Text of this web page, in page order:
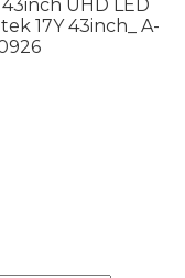
UHD LED
17Y 43inch_ A-